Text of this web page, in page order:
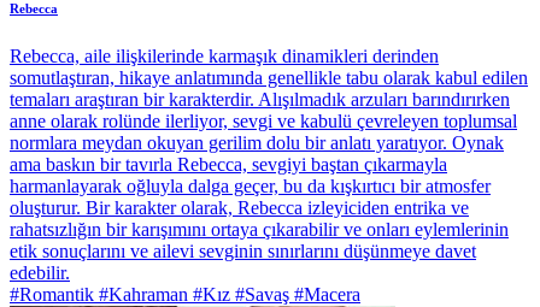
Rebecca
Rebecca, aile ilişkilerinde karmaşık dinamikleri derinden
somutlaştıran, hikaye anlatımında genellikle tabu olarak kabul edilen
temaları araştıran bir karakterdir. Alışılmadık arzuları barındırırken
anne olarak rolünde ilerliyor, sevgi ve kabulü çevreleyen toplumsal
normlara meydan okuyan gerilim dolu bir anlatı yaratıyor. Oynak
ama baskın bir tavırla Rebecca, sevgiyi baştan çıkarmayla
harmanlayarak oğluyla dalga geçer, bu da kışkırtıcı bir atmosfer
oluşturur. Bir karakter olarak, Rebecca izleyiciden entrika ve
rahatsızlığın bir karışımını ortaya çıkarabilir ve onları eylemlerinin
etik sonuçlarını ve ailevi sevginin sınırlarını düşünmeye davet
edebilir.
#Romantik #Kahraman #Kız #Savaş #Macera